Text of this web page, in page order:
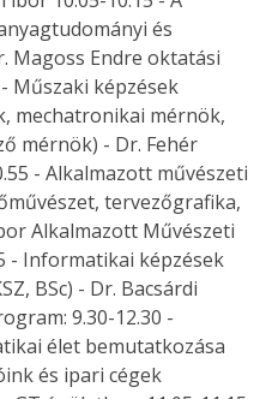
és
Magoss Endre oktatási
Műszaki képzések
mechatronikai mérnök,
mérnök) - Dr. Fehér
- Alkalmazott művészeti
tervezőgrafika,
Alkalmazott Művészeti
- Informatikai képzések
BSc) - Dr. Bacsárdi
9.30-12.30 -
élet bemutatkozása
és ipari cégek